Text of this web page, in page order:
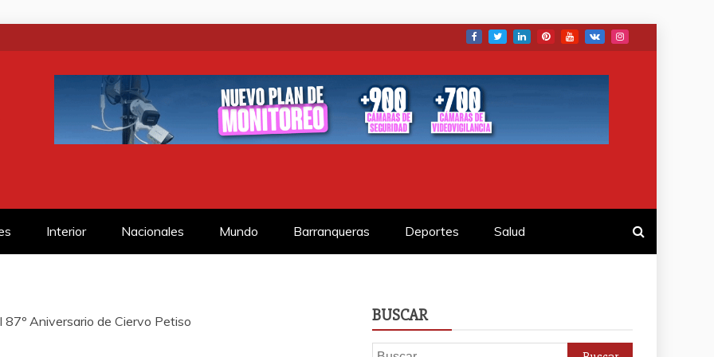
Interior Nacionales Mundo Barranqueras Deportes Salud
87º Aniversario de Ciervo Petiso
BUSCAR
Buscar: